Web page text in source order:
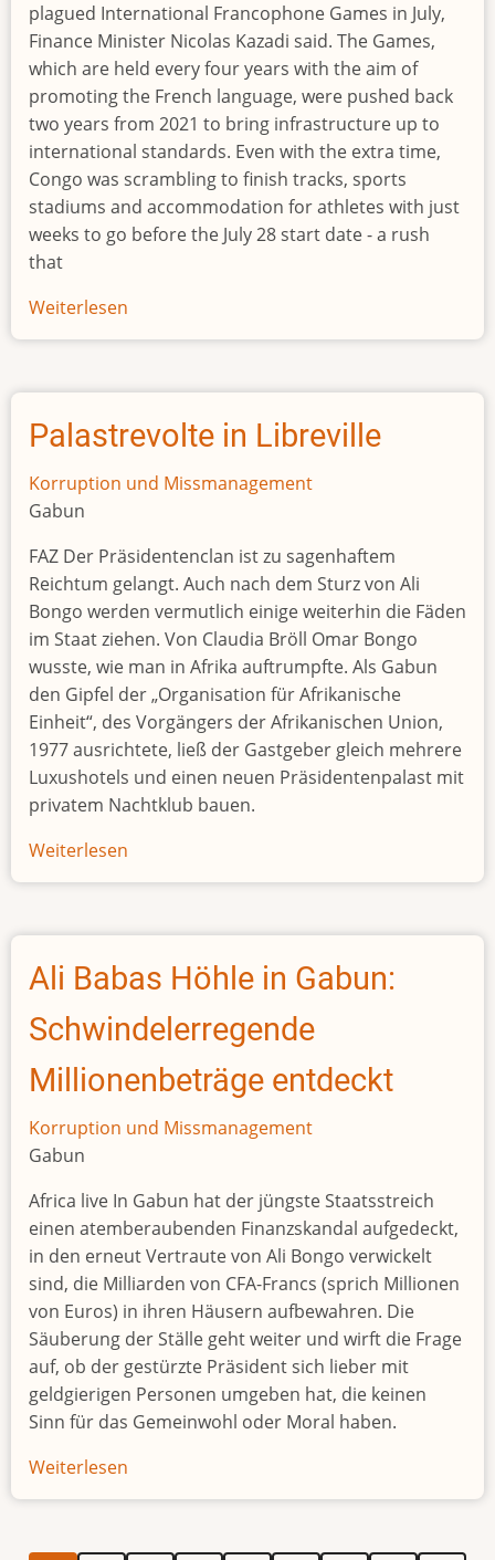
plagued International Francophone Games in July,
Finance Minister Nicolas Kazadi said. The Games,
which are held every four years with the aim of
promoting the French language, were pushed back
two years from 2021 to bring infrastructure up to
international standards. Even with the extra time,
Congo was scrambling to finish tracks, sports
stadiums and accommodation for athletes with just
weeks to go before the July 28 start date - a rush
that
Weiterlesen
Congo
seven-
over
budget
Games
Palastrevolte in Libreville
Korruption und Missmanagement
Gabun
FAZ Der Präsidentenclan ist zu sagenhaftem
Reichtum gelangt. Auch nach dem Sturz von Ali
Bongo werden vermutlich einige weiterhin die Fäden
im Staat ziehen. Von Claudia Bröll Omar Bongo
wusste, wie man in Afrika auftrumpfte. Als Gabun
den Gipfel der „Organisation für Afrikanische
Einheit“, des Vorgängers der Afrikanischen Union,
1977 ausrichtete, ließ der Gastgeber gleich mehrere
Luxushotels und einen neuen Präsidentenpalast mit
privatem Nachtklub bauen.
Weiterlesen
Palastrevolte
Libreville
Ali Babas Höhle in Gabun:
Schwindelerregende
Millionenbeträge entdeckt
Korruption und Missmanagement
Gabun
Africa live In Gabun hat der jüngste Staatsstreich
einen atemberaubenden Finanzskandal aufgedeckt,
in den erneut Vertraute von Ali Bongo verwickelt
sind, die Milliarden von CFA-Francs (sprich Millionen
von Euros) in ihren Häusern aufbewahren. Die
Säuberung der Ställe geht weiter und wirft die Frage
auf, ob der gestürzte Präsident sich lieber mit
geldgierigen Personen umgeben hat, die keinen
Sinn für das Gemeinwohl oder Moral haben.
Weiterlesen
Ali
Höhle